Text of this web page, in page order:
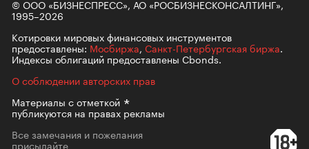
© ООО «БИЗНЕСПРЕСС», АО «РОСБИЗНЕСКОНСАЛТИНГ»,
1995–2026
Котировки мировых финансовых инструментов
предоставлены: Мосбиржа, Санкт-Петербургская биржа.
Индексы облигаций предоставлены Cbonds.
О соблюдении авторских прав
Материалы сотметкой
публикуются на правах рекламы
Все замечания и пожелания
присылайте